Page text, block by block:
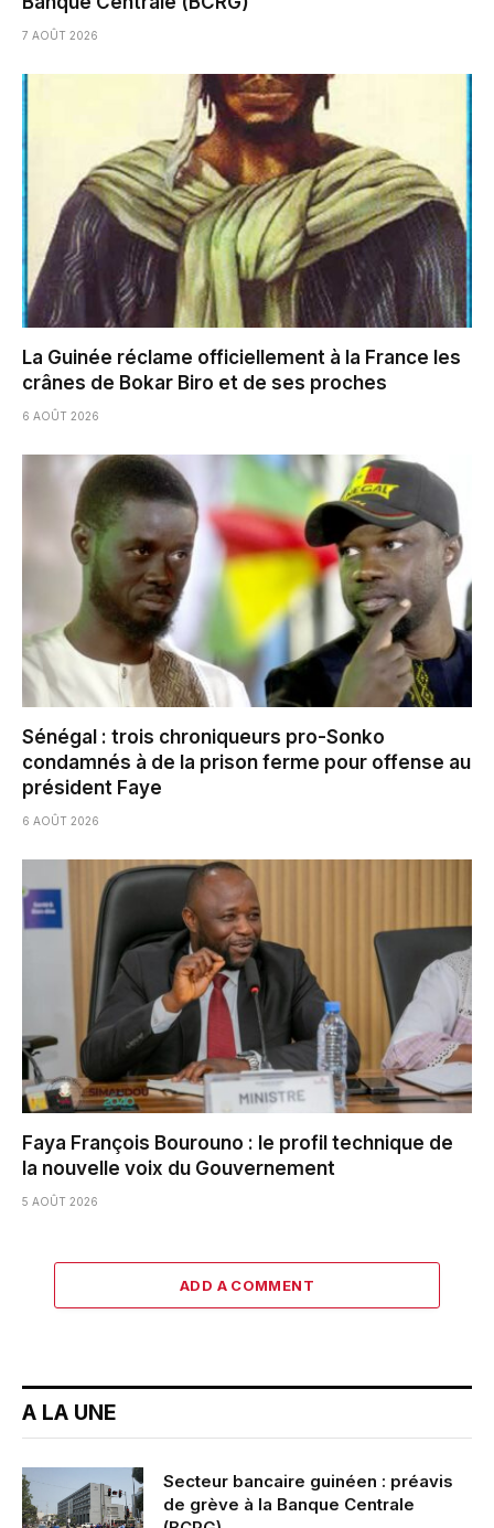
7 AOÛT 2026
La Guinée réclame officiellement à la France les
crânes de Bokar Biro et de ses proches
6 AOÛT 2026
Sénégal : trois chroniqueurs pro-Sonko
condamnés à de la prison ferme pour offense au
président Faye
6 AOÛT 2026
Faya François Bourouno : le profil technique de
la nouvelle voix du Gouvernement
5 AOÛT 2026
ADD A COMMENT
A LA UNE
Secteur bancaire guinéen : préavis
de grève à la Banque Centrale